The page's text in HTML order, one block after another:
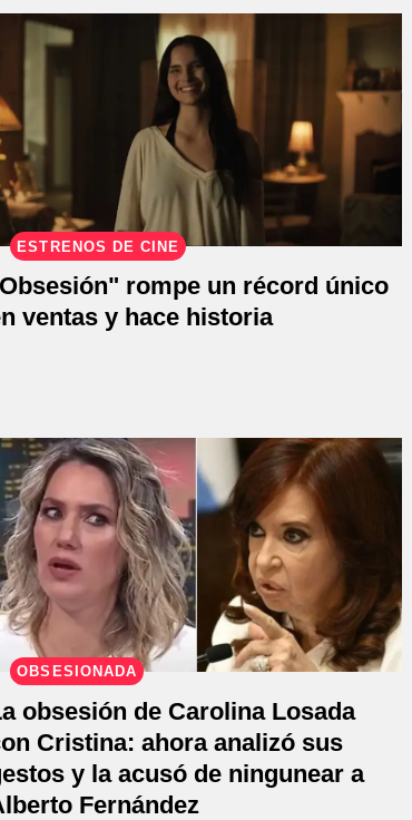
ESTRENOS DE CINE
rompe un récord único
ventas y hace historia
OBSESIONADA
obsesión de Carolina Losada
Cristina: ahora analizó sus
y la acusó de ningunear a
Fernández